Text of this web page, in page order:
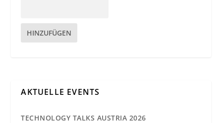
HINZUFÜGEN
AKTUELLE EVENTS
TECHNOLOGY TALKS AUSTRIA 2026